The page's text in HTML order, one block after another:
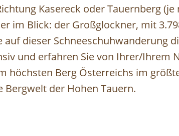
Kasereck oder Tauernberg (je
im Blick: der Großglockner, mit
auf dieser Schneeschuhwanderung
und erfahren Sie von Ihrer/Ihrem
höchsten Berg Österreichs im
der Hohen Tauern.